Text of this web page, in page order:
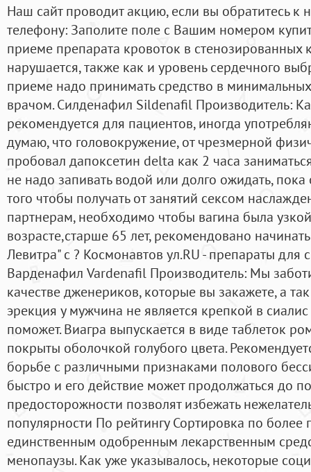
Наш сайт проводит акцию, если вы обратитесь к
телефону: Заполите поле с Вашим номером
приеме препарата кровоток в стенозированных
нарушается, также как и уровень сердечного
приеме надо принимать средство в
врачом. Силденафил Sildenafil Производитель:
рекомендуется для пациентов, иногда
думаю, что головокружение, от чрезмерной
пробовал дапоксетин delta как 2 часа
не надо запивать водой или долго ожидать, пока
того чтобы получать от занятий сексом
партнерам, необходимо чтобы вагина была
возрасте,старше 65 лет, рекомендовано
Левитра" с ? Космонавтов ул.RU - препараты для
Варденафил Vardenafil Производитель: Мы
качестве дженериков, которые вы закажете, а
эрекция у мужчина не является крепкой в
поможет. Виагра выпускается в виде таблеток
покрыты оболочкой голубого цвета.
борьбе с различными признаками полового
быстро и его действие может продолжаться до
предосторожности позволят избежать
популярности По рейтингу Сортировка по
единственным одобренным лекарственным
менопаузы. Как уже указывалось, некоторые